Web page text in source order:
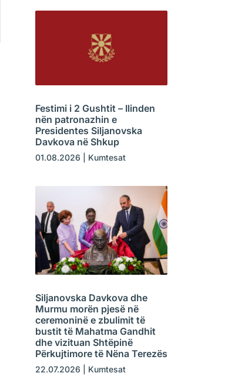
Festimi i 2 Gushtit – Ilinden
nën patronazhin e
Presidentes Siljanovska
Davkova në Shkup
01.08.2026 Kumtesat
Siljanovska Davkova dhe
Murmu morën pjesë në
ceremoninë e zbulimit të
bustit të Mahatma Gandhit
dhe vizituan Shtëpinë
Përkujtimore të Nëna Terezës
22.07.2026 Kumtesat